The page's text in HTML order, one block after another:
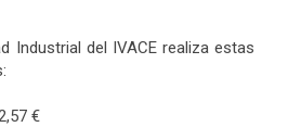
Industrial del IVACE realiza estas
€